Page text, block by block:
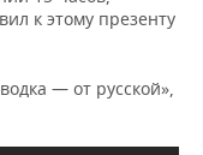
к этому презенту
— от русской»,